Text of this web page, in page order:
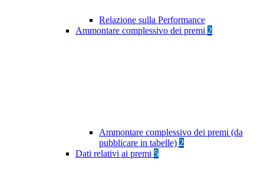
Relazione sulla Performance
Ammontare complessivo dei premi 2
Ammontare complessivo dei premi (da
pubblicare in tabelle) 2
Dati relativi ai premi 5